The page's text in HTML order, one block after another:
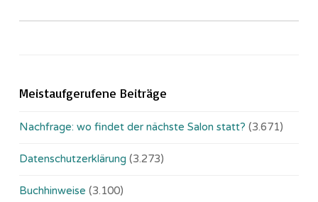
Meistaufgerufene Beiträge
Nachfrage: wo findet der nächste Salon statt? (3.671)
Datenschutzerklärung (3.273)
Buchhinweise (3.100)